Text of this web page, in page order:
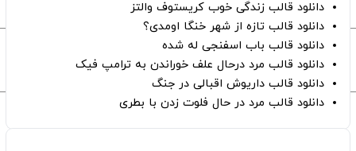
دانلود قالب زندگی خوب کریستوف والتز
دانلود قالب تازه از شهر خنگا اومدی؟
دانلود قالب باب اسفنجی له شده
دانلود قالب مرد درحال علف خوراندن به ترامپ فیک
دانلود قالب داریوش اقبالی در جنگ
دانلود قالب مرد در حال فلوت زدن با بطری